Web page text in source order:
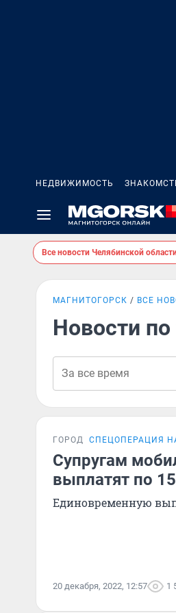
НЕДВИЖИМОСТЬ
Все новости Челябинской
МАГНИТОГОРСК ВСЕ
Новости
ГОРОД СПЕЦОПЕРАЦИЯ
Супругам
выплатят по
Единовременную
20 декабря, 2022, 12:57 1